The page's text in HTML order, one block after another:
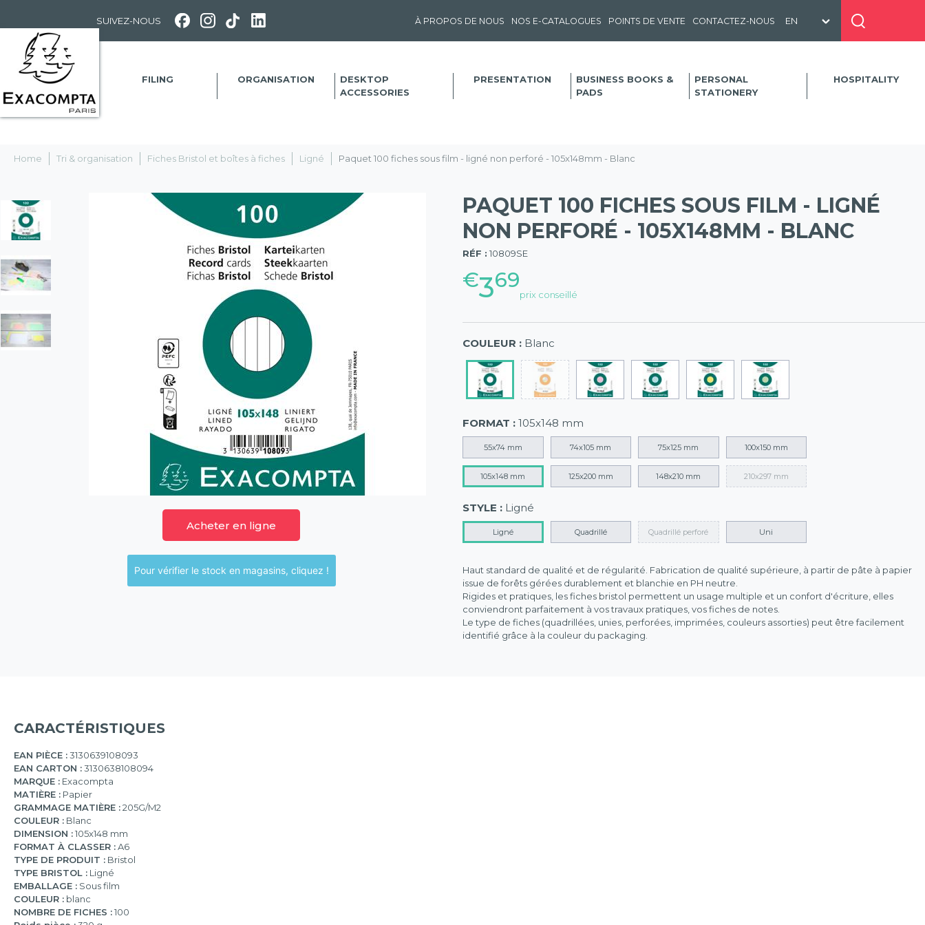
SUIVEZ-NOUS À PROPOS DE NOUS NOS E-CATALOGUES POINTS DE VENTE CONTACTEZ-NOUS
FILING ORGANISATION
DESKTOP
ACCESSORIES
PRESENTATION
BUSINESS BOOKS &
PADS
PERSONAL
STATIONERY
HOSPITALITY
Home Tri & organisation Fiches Bristol et boîtes à fiches Ligné Paquet 100 fiches sous film - ligné non perforé - 105x148mm - Blanc
Acheter en ligne
Pour vérifier le stock en magasins, cliquez !
PAQUET 100 FICHES SOUS FILM - LIGNÉ
NON PERFORÉ - 105X148MM - BLANC
RÉF : 10809SE
€369
prix conseillé
(57)
COULEUR : Blanc
FORMAT : 105x148 mm
55x74 mm 74x105 mm 75x125 mm 100x150 mm
105x148 mm 125x200 mm 148x210 mm 210x297 mm
STYLE : Ligné
Ligné Quadrillé Quadrillé perforé Uni
Haut standard de qualité et de régularité. Fabrication de qualité supérieure, à partir de pâte à papier
issue de forêts gérées durablement et blanchie en PH neutre.
Rigides et pratiques, les fiches bristol permettent un usage multiple et un confort d'écriture, elles
conviendront parfaitement à vos travaux pratiques, vos fiches de notes.
Le type de fiches (quadrillées, unies, perforées, imprimées, couleurs assorties) peut être facilement
identifié grâce à la couleur du packaging.
CARACTÉRISTIQUES
EAN PIÈCE :3130639108093
EAN CARTON :3130638108094
MARQUE : Exacompta
MATIÈRE : Papier
GRAMMAGE MATIÈRE :205G/M2
COULEUR : Blanc
DIMENSION :105x148 mm
FORMAT À CLASSER :A6
TYPE DE PRODUIT : Bristol
TYPE BRISTOL : Ligné
EMBALLAGE : Sous film
COULEUR : blanc
NOMBRE DE FICHES :100